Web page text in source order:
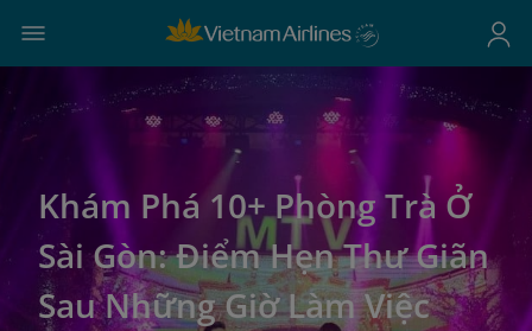
Khám Phá 10+ Phòng Trà Ở
Sài Gòn: Điểm Hẹn Thư Giãn
Sau Những Giờ Làm Việc